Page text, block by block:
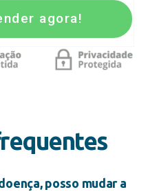
agora!
posso mudar a